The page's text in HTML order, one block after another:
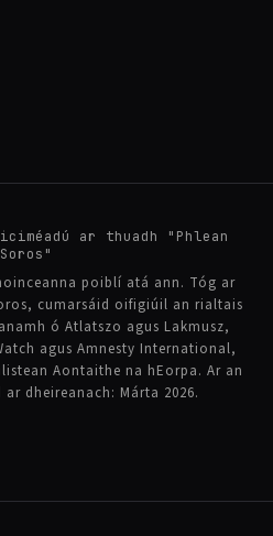
ar thuadh "Phlean
Soros"
poiblí atá ann. Tóg ar
cumarsáid oifigiúil an rialtais
ó Atlatszo agus Lakmusz,
agus Amnesty International,
Aontaithe na hEorpa. Ar an
dheireanach: Márta 2026.